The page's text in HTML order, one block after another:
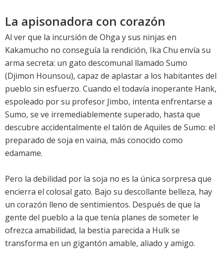
La apisonadora con corazón
Al ver que la incursión de Ohga y sus ninjas en
Kakamucho no conseguía la rendición, Ika Chu envía su
arma secreta: un gato descomunal llamado Sumo
(Djimon Hounsou), capaz de aplastar a los habitantes del
pueblo sin esfuerzo. Cuando el todavía inoperante Hank,
espoleado por su profesor Jimbo, intenta enfrentarse a
Sumo, se ve irremediablemente superado, hasta que
descubre accidentalmente el talón de Aquiles de Sumo: el
preparado de soja en vaina, más conocido como
edamame.
Pero la debilidad por la soja no es la única sorpresa que
encierra el colosal gato. Bajo su descollante belleza, hay
un corazón lleno de sentimientos. Después de que la
gente del pueblo a la que tenía planes de someter le
ofrezca amabilidad, la bestia parecida a Hulk se
transforma en un gigantón amable, aliado y amigo.